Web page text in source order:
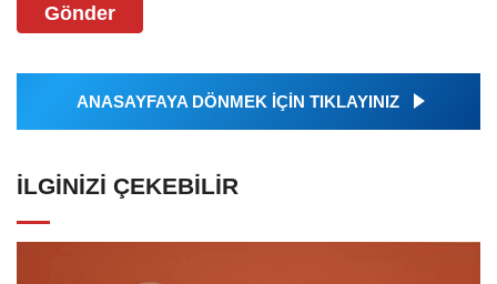
Gönder
ANASAYFAYA DÖNMEK İÇİN TIKLAYINIZ
İLGINIZI ÇEKEBILIR